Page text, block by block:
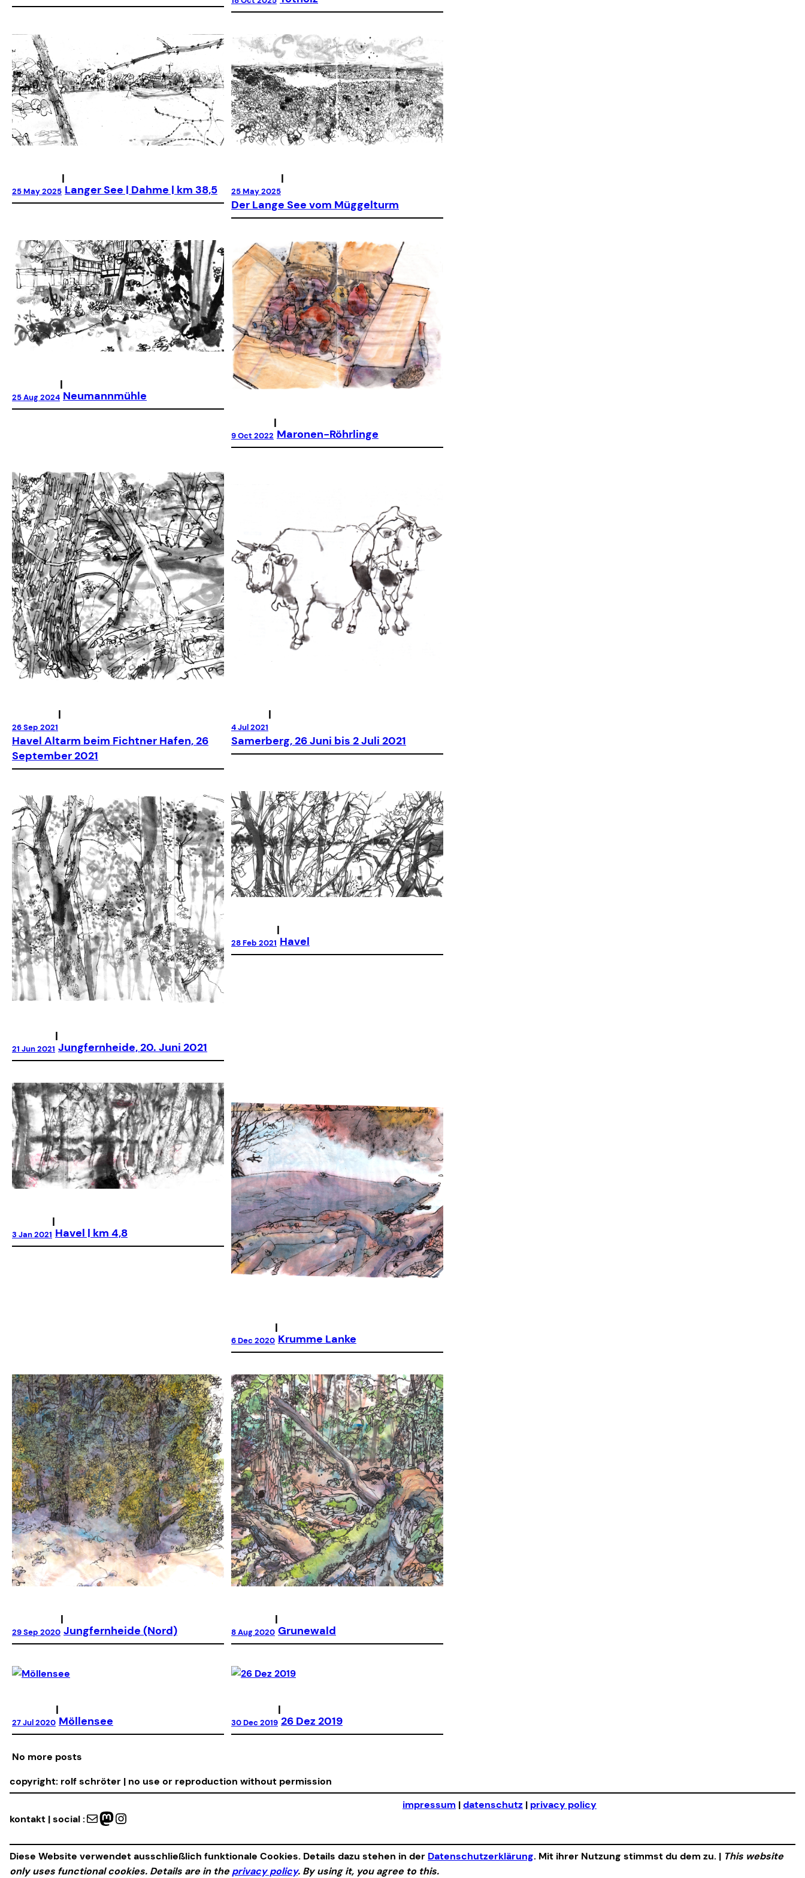
25 May 2025
|
Langer See | Dahme | km 38,5 25 May 2025
|
Der Lange See vom Müggelturm
25 Aug 2024
|
Neumannmühle
9 Oct 2022
|
Maronen-Röhrlinge
26 Sep 2021
|
Havel Altarm beim Fichtner Hafen, 26
September 2021
4 Jul 2021
|
Samerberg, 26 Juni bis 2 Juli 2021
21 Jun 2021
|
Jungfernheide, 20. Juni 2021
28 Feb 2021
|
Havel
3 Jan 2021
|
Havel | km 4,8
6 Dec 2020
|
Krumme Lanke
29 Sep 2020
|
Jungfernheide (Nord) 8 Aug 2020
|
Grunewald
27 Jul 2020
|
Möllensee 30 Dec 2019
|
26 Dez 2019
No more posts
copyright: rolf schröter | no use or reproduction without permission
kontakt | social :Mail Mastodon Instagram
impressum |datenschutz | privacy policy
Diese Website verwendet ausschließlich funktionale Cookies. Details dazu stehen in der Datenschutzerklärung. Mit ihrer Nutzung stimmst du dem zu. | This website
only uses functional cookies. Details are in the privacy policy. By using it, you agree to this.